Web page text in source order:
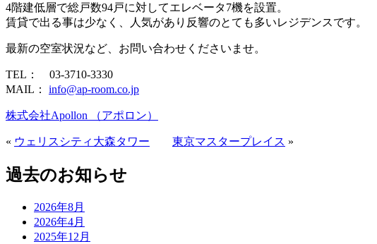
4階建低層で総戸数94戸に対してエレベータ7機を設置。
賃貸で出る事は少なく、人気があり反響のとても多いレジデンスです。
最新の空室状況など、お問い合わせくださいませ。
TEL： 03-3710-3330
MAIL： info@ap-room.co.jp
株式会社Apollon （アポロン）
« ウェリスシティ大森タワー 東京マスタープレイス »
過去のお知らせ
2026年8月
2026年4月
2025年12月